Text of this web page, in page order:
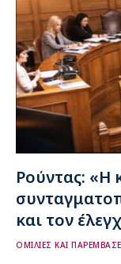
Ρούντας: «Η
και τον
ΟΜΙΛΙΕΣ ΚΑΙ